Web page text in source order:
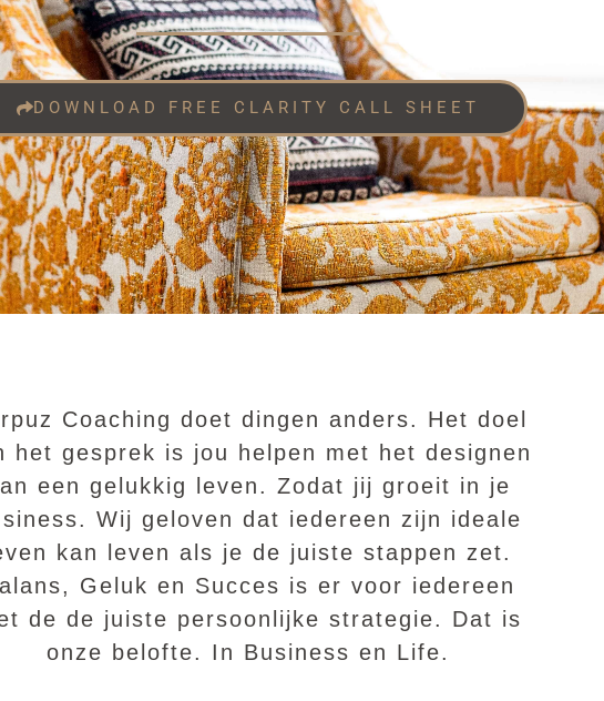
DOWNLOAD FREE CLARITY CALL SHEET
Coaching doet dingen anders. Het doel
het gesprek is jou helpen met het designen
een gelukkig leven. Zodat jij groeit in je
Wij geloven dat iedereen zijn ideale
kan leven als je de juiste stappen zet.
Geluk en Succes is er voor iedereen
de de juiste persoonlijke strategie. Dat is
onze belofte. In Business en Life.